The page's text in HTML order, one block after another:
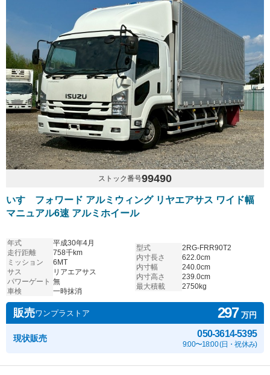
ストック番号99490
いすゞフォワード アルミウィング リヤエアサス ワイド幅
マニュアル6速 アルミホイール
年式
平成30年4月
走行距離
758千km
ミッション
6MT
サス
リアエアサス
パワーゲート 無
車検
一時抹消
型式
2RG-FRR90T2
内寸長さ
622.0cm
内寸幅
240.0cm
内寸高さ
239.0cm
最大積載
2750kg
販売ワンプラストア 297 万円
現状販売 050-3614-5395
9:00〜18:00 (日・祝休み)